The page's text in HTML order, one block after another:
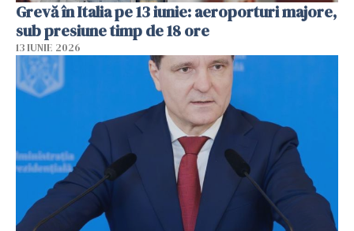
Grevă în Italia pe 13 iunie: aeroporturi majore,
sub presiune timp de 18 ore
13 IUNIE 2026